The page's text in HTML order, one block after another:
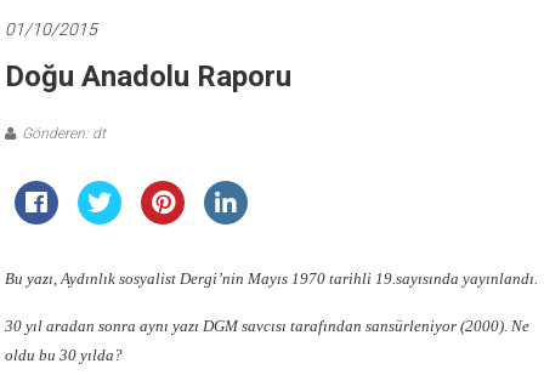
01/10/2015
Doğu Anadolu Raporu
Gönderen: dt
Bu yazı, Aydınlık sosyalist Dergi’nin Mayıs 1970 tarihli 19.sayısında yayınlandı.
30 yıl aradan sonra aynı yazı DGM savcısı tarafından sansürleniyor (2000). Ne
oldu bu 30 yılda?